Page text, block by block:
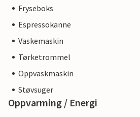
Fryseboks
Espressokanne
Vaskemaskin
Tørketrommel
Oppvaskmaskin
Støvsuger
Oppvarming / Energi